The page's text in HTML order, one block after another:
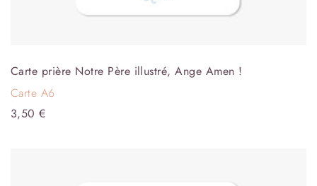
Carte prière Notre Père illustré, Ange Amen !
Carte A6
3,50€